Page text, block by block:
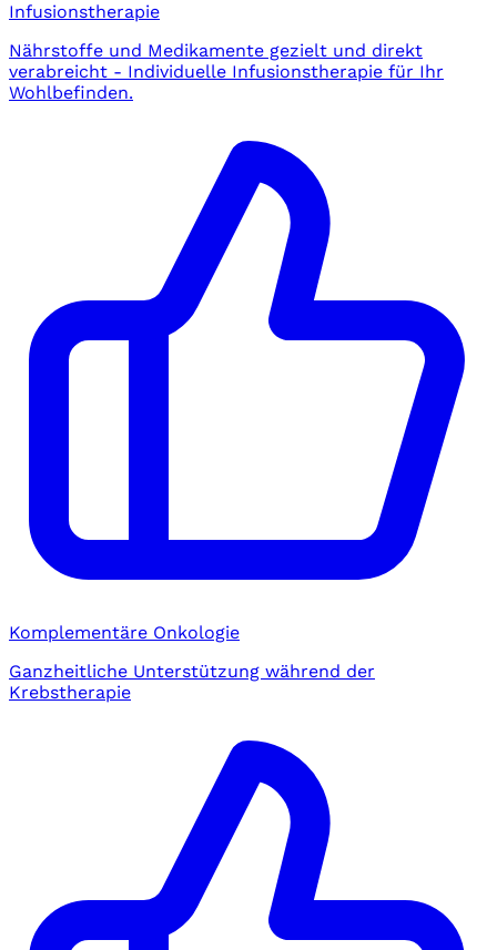
Infusionstherapie
Nährstoffe und Medikamente gezielt und direkt
verabreicht - Individuelle Infusionstherapie für Ihr
Wohlbefinden.
Komplementäre Onkologie
Ganzheitliche Unterstützung während der
Krebstherapie